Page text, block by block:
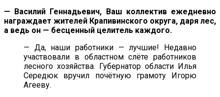
— Василий Геннадьевич, Ваш коллектив ежедневно
награждает жителей Крапивинского округа, даря лес,
а ведь он — бесценный целитель каждого.
— Да, наши работники — лучшие! Недавно
участвовали в областном слёте работников
лесного хозяйства. Губернатор области Илья
Середюк вручил почётную грамоту Игорю
Агееву.